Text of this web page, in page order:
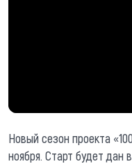
Новый сезон проекта
ноября. Старт будет дан